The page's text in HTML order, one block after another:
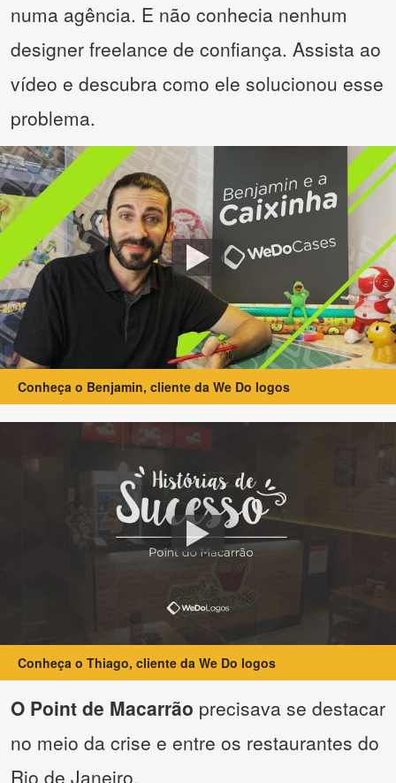
numa agência. E não conhecia nenhum
designer freelance de confiança. Assista ao
vídeo e descubra como ele solucionou esse
problema.
Conheça o Benjamin, cliente da We Do logos
Conheça o Thiago, cliente da We Do logos
O Point de Macarrão precisava se destacar
no meio da crise e entre os restaurantes do
Rio de Janeiro.